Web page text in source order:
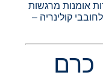
אומנות מרגשות
קולינריה –
💙 HUB-ility x כרם